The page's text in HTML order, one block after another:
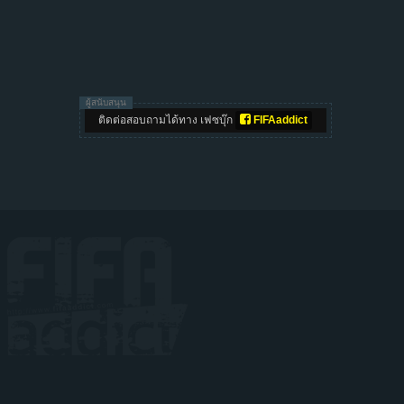
ผู้สนับสนุน
ติดต่อสอบถามได้ทาง เฟซบุ๊ก FIFAaddict